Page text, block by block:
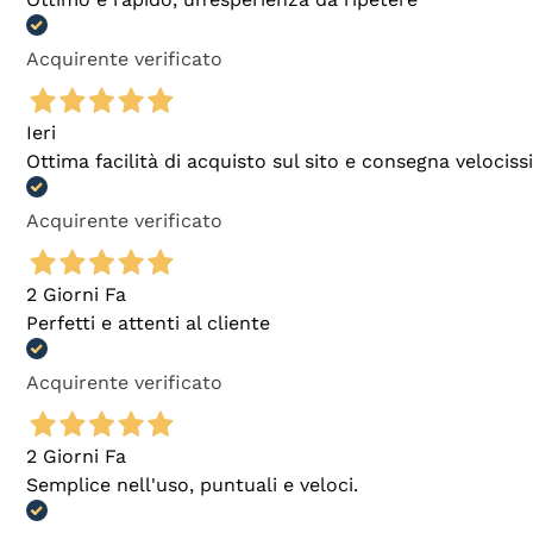
Acquirente verificato
Ieri
Ottima facilità di acquisto sul sito e consegna
Acquirente verificato
2 Giorni Fa
Perfetti e attenti al cliente
Acquirente verificato
2 Giorni Fa
Semplice nell'uso, puntuali e veloci.